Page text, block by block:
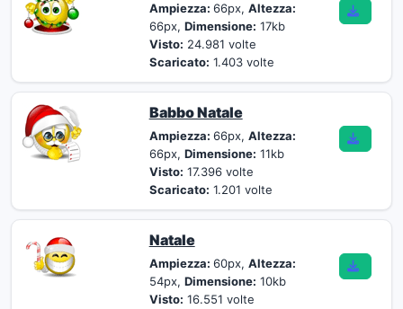
Ampiezza: 66px, Altezza:
66px, Dimensione: 17kb
Visto: 24.981 volte
Scaricato: 1.403 volte
Babbo Natale
Ampiezza: 66px, Altezza:
66px, Dimensione: 11kb
Visto: 17.396 volte
Scaricato: 1.201 volte
Natale
Ampiezza: 60px, Altezza:
54px, Dimensione: 10kb
Visto: 16.551 volte